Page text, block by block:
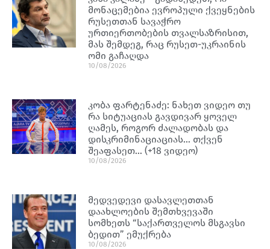
მონაცემებია ევროპული ქვეყნების
რუსეთთან სავაჭრო
ურთიერთობების თვალსაზრისით,
მას შემდეგ, რაც რუსეთ-უკრაინის
ომი გაჩაღდა
10/08/2026
კობა ფარტენაძე: ნახეთ ვიდეო თუ
რა სიტუაციას გავდივარ ყოველ
ღამეს, როგორ ძალადობას და
დისკრიმინაციაციას… თქვენ
შეაფასეთ… (+18 ვიდეო)
10/08/2026
მედვედევი დასავლეთთან
დაახლოების შემთხვევაში
სომხეთს “საქართველოს მსგავსი
ბედით” ემუქრება
10/08/2026